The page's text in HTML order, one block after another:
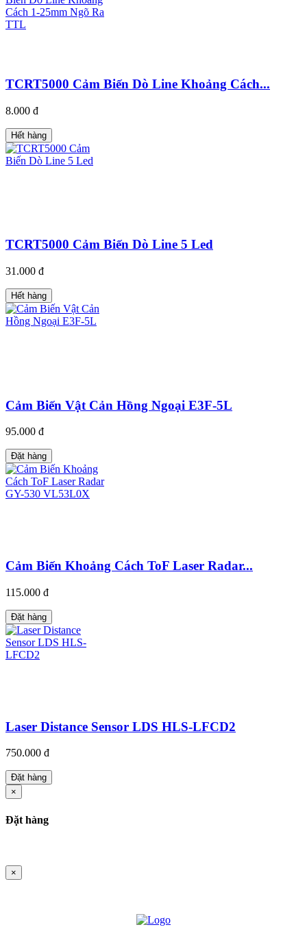
TCRT5000 Cảm Biến Dò Line Khoảng Cách...
8.000 đ
Hết hàng
TCRT5000 Cảm Biến Dò Line 5 Led
31.000 đ
Hết hàng
Cảm Biến Vật Cản Hồng Ngoại E3F-5L
95.000 đ
Đặt hàng
Cảm Biến Khoảng Cách ToF Laser Radar...
115.000 đ
Đặt hàng
Laser Distance Sensor LDS HLS-LFCD2
750.000 đ
Đặt hàng
×
Đặt hàng
×